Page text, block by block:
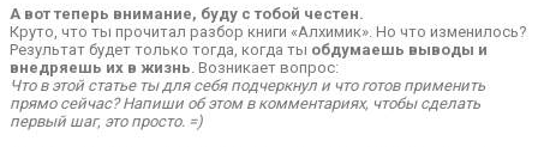
А вот теперь внимание, буду с тобой честен.
Круто, что ты прочитал разбор книги «Алхимик». Но что изменилось?
Результат будет только тогда, когда ты обдумаешь выводы и
внедряешь их в жизнь. Возникает вопрос:
Что в этой статье ты для себя подчеркнул и что готов применить
прямо сейчас? Напиши об этом в комментариях, чтобы сделать
первый шаг, это просто. =)